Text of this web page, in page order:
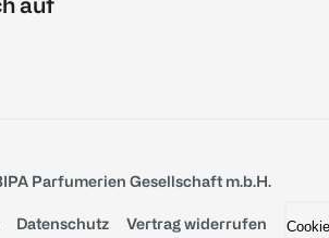
auf
Parfumerien Gesellschaft m.b.H.
Datenschutz Vertrag widerrufen